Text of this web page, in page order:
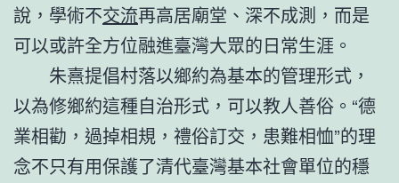
說，學術不交流再高居廟堂、深不成測，而是
可以或許全方位融進臺灣大眾的日常生涯。
朱熹提倡村落以鄉約為基本的管理形式，
以為修鄉約這種自治形式，可以教人善俗。“德
業相勸，過掉相規，禮俗訂交，患難相恤”的理
念不只有用保護了清代臺灣基本社會單位的穩